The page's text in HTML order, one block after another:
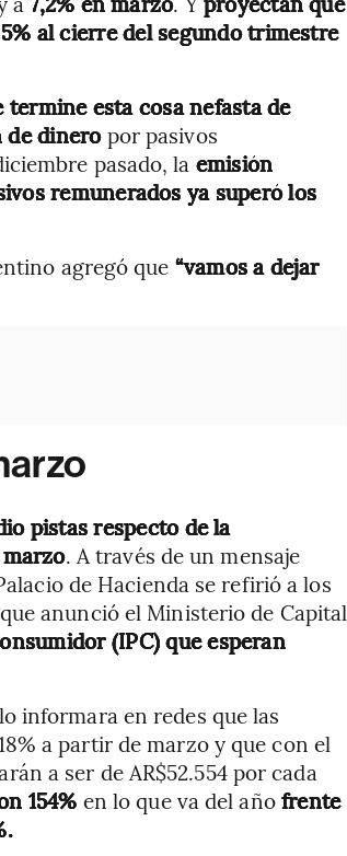
al cierre del segundo trimestre
termine esta cosa nefasta de
de dineropor pasivos
pasado, la emisión
remunerados ya superó los
agregó que “vamos a dejar
pistas respecto de la
. A través de un mensaje
de Hacienda se refirió a los
anunció el Ministerio de Capital
(IPC) que esperan
informara en redes que las
a partir de marzo y que con el
a ser de AR$52.554 por cada
154% en lo que va del añofrente